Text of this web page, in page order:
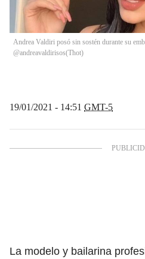
Andrea Valdiri posó sin sostén durante su
@andreavaldirisos(Thot)
19/01/2021 - 14:51 GMT-5
La modelo y bailarina